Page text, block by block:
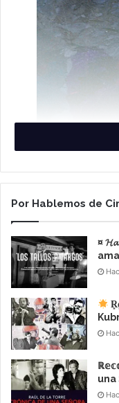
Cine
Del Jueves
Por Hablemos de
¤
una